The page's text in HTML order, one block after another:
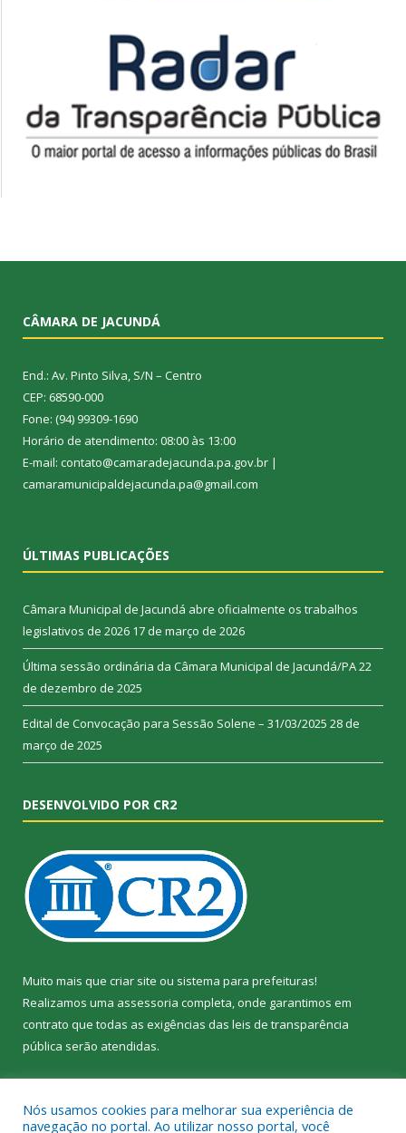
CÂMARA DE JACUNDÁ
End.: Av. Pinto Silva, S/N – Centro
CEP: 68590-000
Fone: (94) 99309-1690
Horário de atendimento: 08:00 às 13:00
E-mail: contato@camaradejacunda.pa.gov.br |
camaramunicipaldejacunda.pa@gmail.com
ÚLTIMAS PUBLICAÇÕES
Câmara Municipal de Jacundá abre oficialmente os trabalhos
legislativos de 2026 17 de março de 2026
Última sessão ordinária da Câmara Municipal de Jacundá/PA22
de dezembro de 2025
Edital de Convocação para Sessão Solene – 31/03/2025 28 de
março de 2025
DESENVOLVIDO POR CR2
Muito mais que criar site ou sistema para prefeituras!
Realizamos uma assessoria completa, onde garantimos em
contrato que todas as exigências das leis de transparência
pública serão atendidas.
Nós usamos cookies para melhorar sua experiência de
navegação no portal. Ao utilizar nosso portal, você